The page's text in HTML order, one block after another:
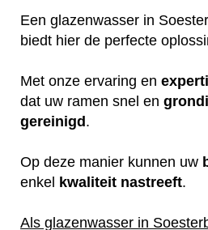
Een glazenwasser in
biedt hier de perfecte
Met onze ervaring en
dat uw ramen snel en
gereinigd .
Op deze manier kunnen uw
enkel kwaliteit nastreeft.
Als glazenwasser in